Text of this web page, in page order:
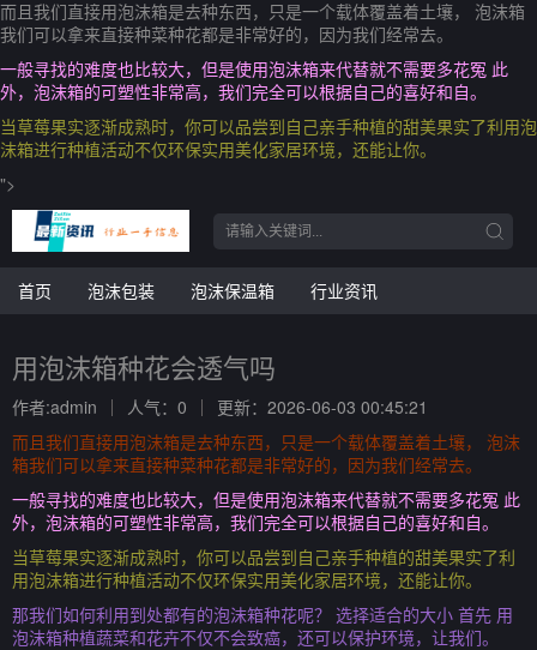
而且我们直接用泡沫箱是去种东西，只是一个载体覆盖着土壤， 泡沫箱
我们可以拿来直接种菜种花都是非常好的，因为我们经常去。
一般寻找的难度也比较大，但是使用泡沫箱来代替就不需要多花冤 此
外，泡沫箱的可塑性非常高，我们完全可以根据自己的喜好和自。
当草莓果实逐渐成熟时，你可以品尝到自己亲手种植的甜美果实了利用泡
沫箱进行种植活动不仅环保实用美化家居环境，还能让你。
">
首页 泡沫包装 泡沫保温箱 行业资讯
用泡沫箱种花会透气吗
作者:admin 人气：0
更新：2026-06-03 00:45:21
而且我们直接用泡沫箱是去种东西，只是一个载体覆盖着土壤， 泡沫
箱我们可以拿来直接种菜种花都是非常好的，因为我们经常去。
一般寻找的难度也比较大，但是使用泡沫箱来代替就不需要多花冤 此
外，泡沫箱的可塑性非常高，我们完全可以根据自己的喜好和自。
当草莓果实逐渐成熟时，你可以品尝到自己亲手种植的甜美果实了利
用泡沫箱进行种植活动不仅环保实用美化家居环境，还能让你。
那我们如何利用到处都有的泡沫箱种花呢？ 选择适合的大小 首先 用
泡沫箱种植蔬菜和花卉不仅不会致癌，还可以保护环境，让我们。